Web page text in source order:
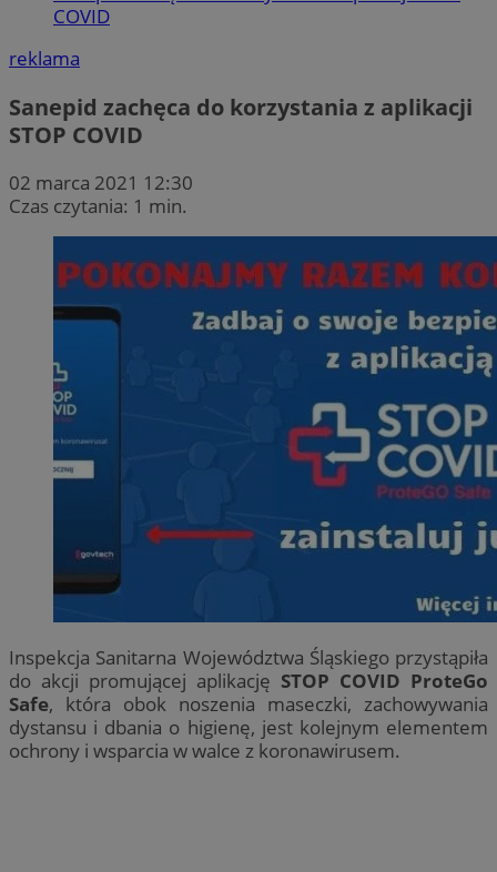
COVID
reklama
Sanepid zachęca do korzystania z aplikacji
STOP COVID
02 marca 2021 12:30
Czas czytania: 1 min.
Inspekcja Sanitarna Województwa Śląskiego przystąpiła
do akcji promującej aplikację STOP COVID ProteGo
Safe, która obok noszenia maseczki, zachowywania
dystansu i dbania o higienę, jest kolejnym elementem
ochrony i wsparcia w walce z koronawirusem.